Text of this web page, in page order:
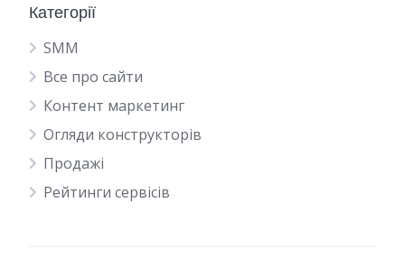
Категорії
SMM
Все про сайти
Контент маркетинг
Огляди конструкторів
Продажі
Рейтинги сервісів